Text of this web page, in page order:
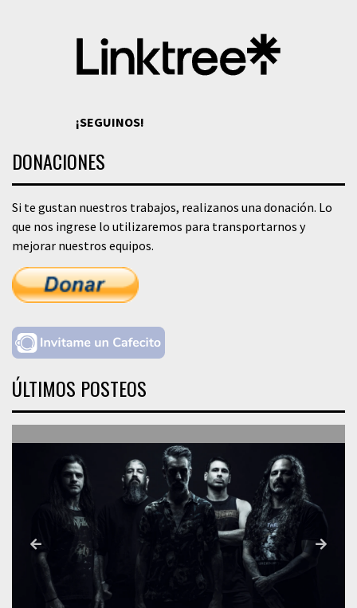
¡SEGUINOS!
DONACIONES
Si te gustan nuestros trabajos, realizanos una donación. Lo
que nos ingrese lo utilizaremos para transportarnos y
mejorar nuestros equipos.
ÚLTIMOS POSTEOS